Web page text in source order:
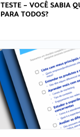
TESTE – VOCÊ SABIA
PARA TODOS?